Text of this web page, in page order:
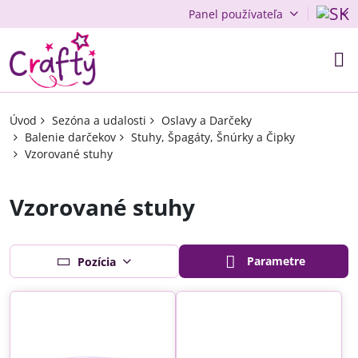
Panel používateľa
Úvod Sezóna a udalosti
Oslavy a Darčeky
Balenie darčekov
Stuhy, Špagáty, Šnúrky a Čipky
Vzorované stuhy
Vzorované stuhy
Pozícia Parametre